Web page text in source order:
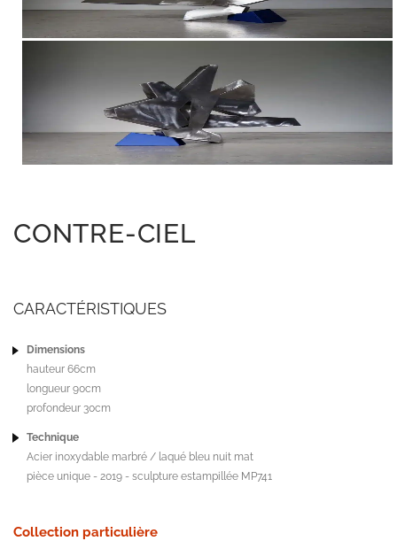
CONTRE-CIEL
CARACTÉRISTIQUES
Dimensions
hauteur 66cm
longueur 90cm
profondeur 30cm
Technique
Acier inoxydable marbré / laqué bleu nuit mat
pièce unique - 2019 - sculpture estampillée MP741
Collection particulière